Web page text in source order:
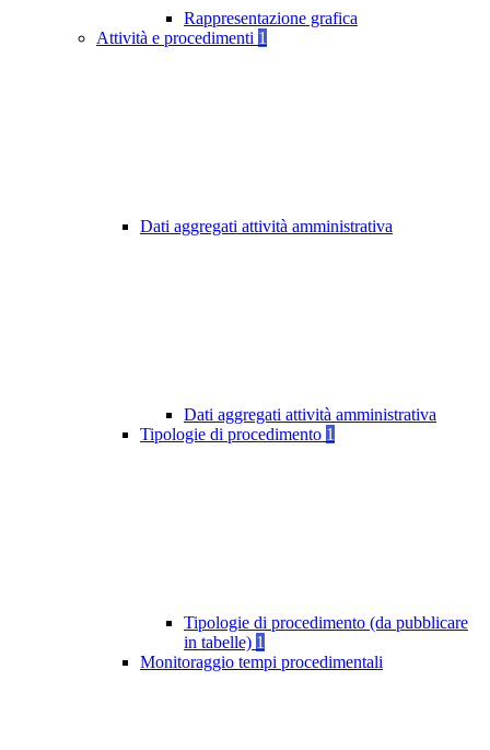
Rappresentazione grafica
Attività e procedimenti 1
Dati aggregati attività amministrativa
Dati aggregati attività amministrativa
Tipologie di procedimento 1
Tipologie di procedimento (da pubblicare
in tabelle) 1
Monitoraggio tempi procedimentali